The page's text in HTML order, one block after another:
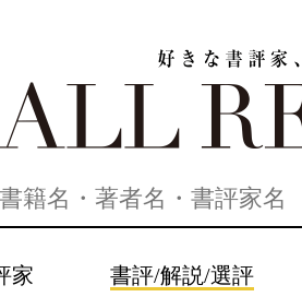
家 書評/解説/選評